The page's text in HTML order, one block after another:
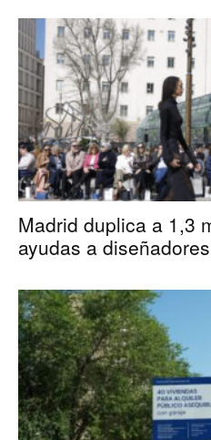
Madrid duplica a 1,3
ayudas a